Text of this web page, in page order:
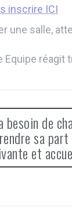
inscrire ICI
une salle,
Equipe
de
sa
et